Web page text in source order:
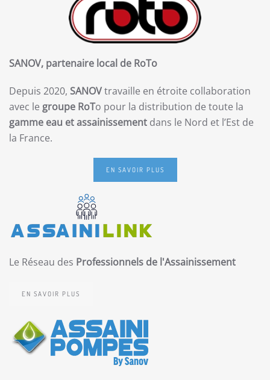
SANOV, partenaire local de RoTo
Depuis 2020, SANOVtravaille en étroite collaboration
avec le groupe RoTo pour la distribution de toute la
gamme eau et assainissement dans le Nord et l’Est de
la France.
EN SAVOIR PLUS
Le Réseau des Professionnels de l'Assainissement
EN SAVOIR PLUS